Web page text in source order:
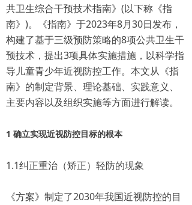
共卫生综合干预技术指南》(以下称《指
南》)。《指南》于2023年8月30日发布，
构建了基于三级预防策略的8项公共卫生干
预技术，提出3项具体实施措施，以科学指
导儿童青少年近视防控工作。本文从《指
南》的制定背景、理论基础、实践意义、
主要内容以及组织实施等方面进行解读。
1 确立实现近视防控目标的根本
1.1纠正重治（矫正）轻防的现象
《方案》制定了2030年我国近视防控的目